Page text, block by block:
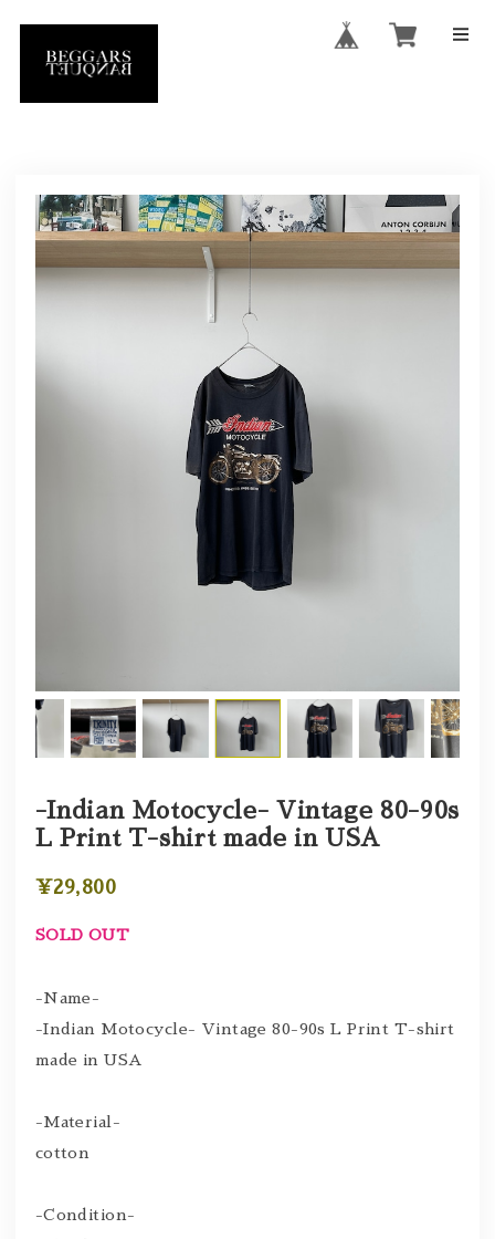
-Indian Motocycle- Vintage 80-90s
L Print T-shirt made in USA
¥29,800
SOLD OUT
-Name-
-Indian Motocycle- Vintage 80-90s L Print T-shirt
made in USA
-Material-
cotton
-Condition-